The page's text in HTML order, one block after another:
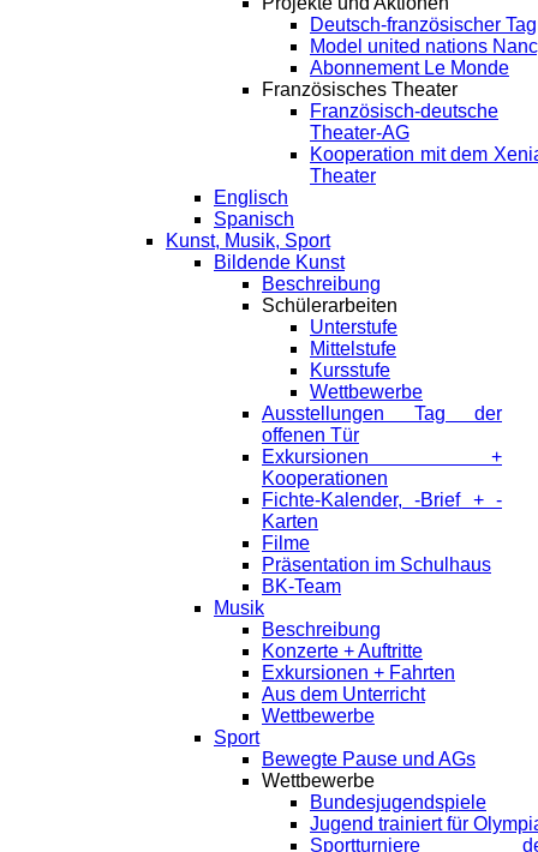
Deutsch-französischer Tag
Model united nations
Abonnement Le Monde
Französisches Theater
Französisch-deutsche
Theater-AG
Kooperation mit dem
Theater
Englisch
Spanisch
Kunst, Musik, Sport
Bildende Kunst
Beschreibung
Schülerarbeiten
Unterstufe
Mittelstufe
Kursstufe
Wettbewerbe
Ausstellungen Tag der
offenen Tür
Exkursionen +
Kooperationen
Fichte-Kalender, -Brief + -
Karten
Filme
Präsentation im Schulhaus
BK-Team
Musik
Beschreibung
Konzerte + Auftritte
Exkursionen + Fahrten
Aus dem Unterricht
Wettbewerbe
Sport
Bewegte Pause und AGs
Wettbewerbe
Bundesjugendspiele
Jugend trainiert für
Sportturniere